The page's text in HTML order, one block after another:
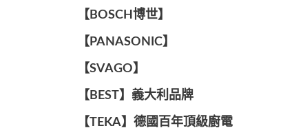
【BOSCH博世】
️【PANASONIC】️
️【SVAGO】️
️【BEST】️義大利品牌
️【TEKA】️德國百年頂級廚電